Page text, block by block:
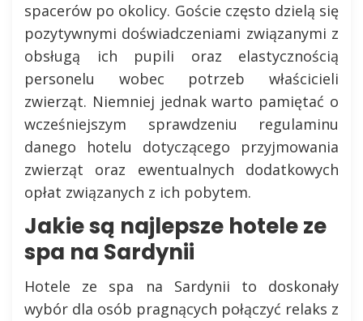
spacerów po okolicy. Goście często dzielą się
pozytywnymi doświadczeniami związanymi z
obsługą ich pupili oraz elastycznością
personelu wobec potrzeb właścicieli
zwierząt. Niemniej jednak warto pamiętać o
wcześniejszym sprawdzeniu regulaminu
danego hotelu dotyczącego przyjmowania
zwierząt oraz ewentualnych dodatkowych
opłat związanych z ich pobytem.
Jakie są najlepsze hotele ze
spa na Sardynii
Hotele ze spa na Sardynii to doskonały
wybór dla osób pragnących połączyć relaks z